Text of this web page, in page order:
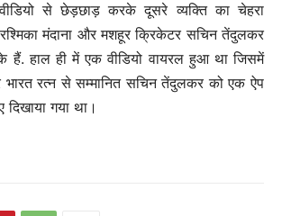
से छेड़छाड़ करके दूसरे व्यक्ति का चेहरा
मंदाना और मशहूर क्रिकेटर सचिन तेंदुलकर
हैं. हाल ही में एक वीडियो वायरल हुआ था जिसमें
रत्न से सम्मानित सचिन तेंदुलकर को एक ऐप
गया था।